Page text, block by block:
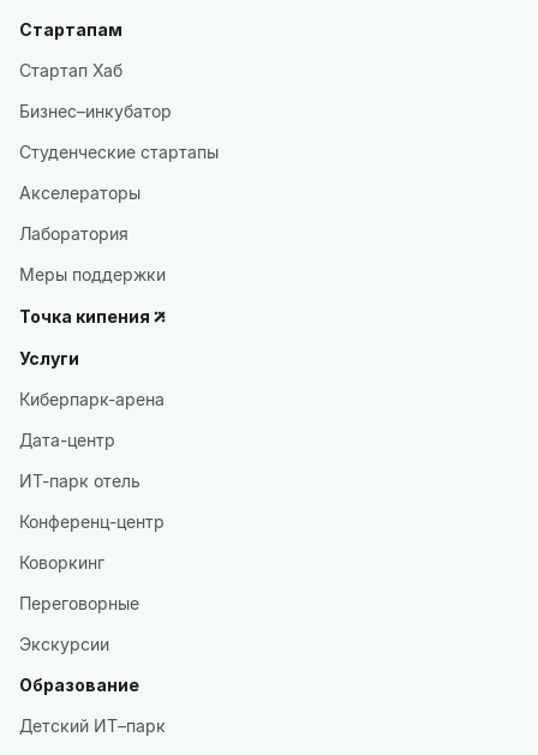
Стартапам
Стартап Хаб
Бизнес–инкубатор
Студенческие стартапы
Акселераторы
Лаборатория
Меры поддержки
Точка кипения
Услуги
Киберпарк-арена
Дата-центр
ИТ-парк отель
Конференц-центр
Коворкинг
Переговорные
Экскурсии
Образование
Детский ИТ–парк